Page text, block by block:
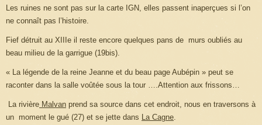
Les ruines ne sont pas sur la carte IGN, elles passent inaperçues si l’on
ne connaît pas l’histoire.
Fief détruit au XIIIe il reste encore quelques pans de murs oubliés au
beau milieu de la garrigue (19bis).
« La légende de la reine Jeanne et du beau page Aubépin » peut se
raconter dans la salle voûtée sous la tour ….Attention aux frissons…
La rivière Malvan prend sa source dans cet endroit, nous en traversons à
un moment le gué (27) et se jette dans
La Cagne